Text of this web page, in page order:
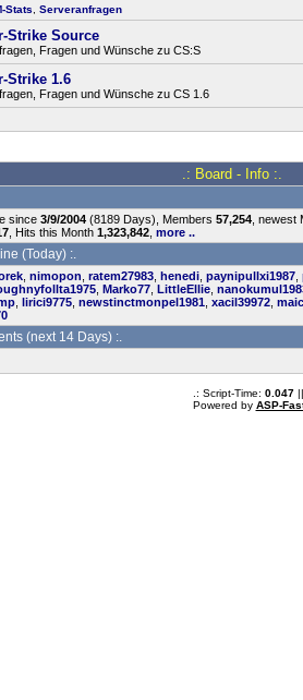
Stats Serveranfragen
Strike Source
Fragen und Wünsche zu CS:S
Strike 1.6
Fragen und Wünsche zu CS 1.6
.: Board - Info :.
since 3/9/2004(8189 Days), Members 57,254, newest
, Hits this Month 1,323,842, more ..
(Today) :.
, nimopon ratem27983, henedi, paynipullxi1987,
, Marko77, LittleEllie,
, lirici9775, newstinctmonpel1981, xacil39972,
(next 14 Days) :.
.: Script-Time: 0.047||
Powered by ASP-